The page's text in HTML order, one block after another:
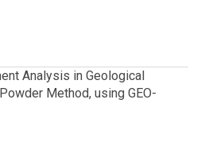
Analysis in Geological
Method, using GEO-